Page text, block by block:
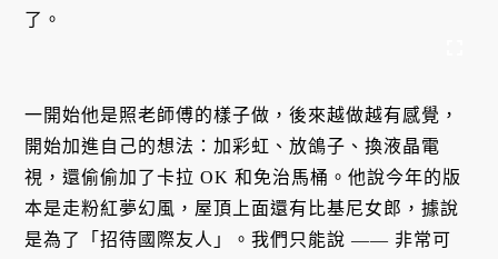
了。
一開始他是照老師傅的樣子做，後來越做越有感覺，
開始加進自己的想法：加彩虹、放鴿子、換液晶電
視，還偷偷加了卡拉 OK 和免治馬桶。他說今年的版
本是走粉紅夢幻風，屋頂上面還有比基尼女郎，據說
是為了「招待國際友人」。我們只能說 —— 非常可